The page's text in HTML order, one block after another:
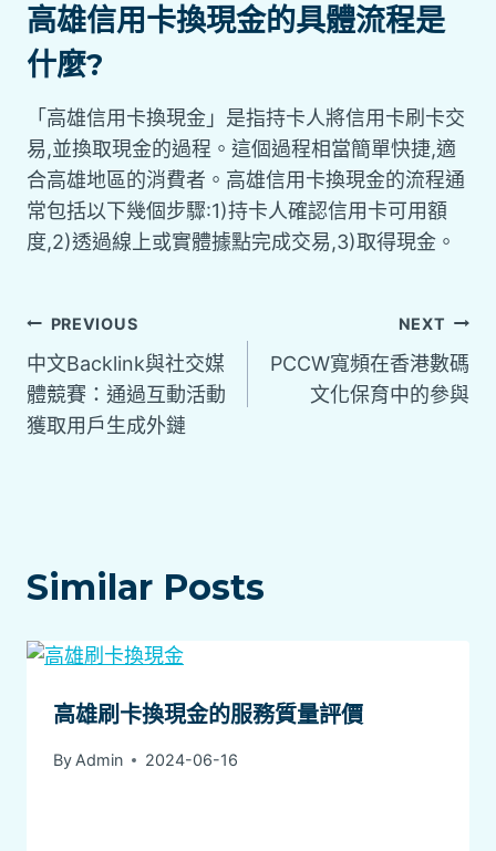
高雄信用卡換現金的具體流程是
什麼?
「高雄信用卡換現金」是指持卡人將信用卡刷卡交
易,並換取現金的過程。這個過程相當簡單快捷,適
合高雄地區的消費者。高雄信用卡換現金的流程通
常包括以下幾個步驟:1)持卡人確認信用卡可用額
度,2)透過線上或實體據點完成交易,3)取得現金。
PREVIOUS
中文Backlink與社交媒
體競賽：通過互動活動
獲取用戶生成外鏈
NEXT
PCCW寬頻在香港數碼
文化保育中的參與
Similar Posts
高雄刷卡換現金的服務質量評價
By Admin 2024-06-16